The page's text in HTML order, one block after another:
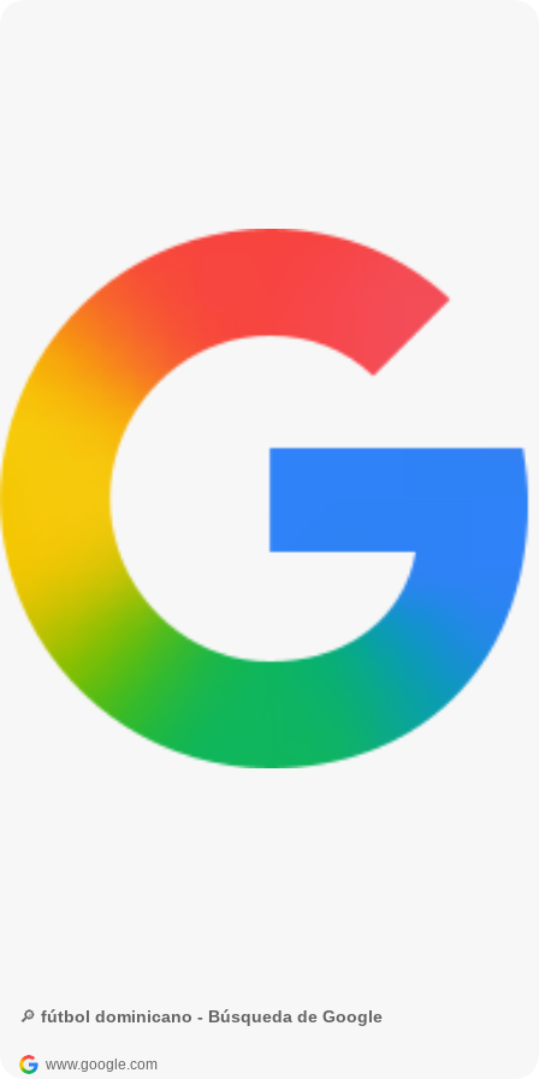
🔎 fútbol dominicano - Búsqueda de Google
www.google.com